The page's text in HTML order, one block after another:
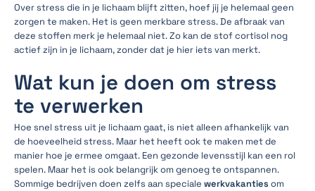
Over stress die in je lichaam blijft zitten, hoef jij je helemaal geen
zorgen te maken. Het is geen merkbare stress. De afbraak van
deze stoffen merk je helemaal niet. Zo kan de stof cortisol nog
actief zijn in je lichaam, zonder dat je hier iets van merkt.
Wat kun je doen om stress
te verwerken
Hoe snel stress uit je lichaam gaat, is niet alleen afhankelijk van
de hoeveelheid stress. Maar het heeft ook te maken met de
manier hoe je ermee omgaat. Een gezonde levensstijl kan een rol
spelen. Maar het is ook belangrijk om genoeg te ontspannen.
Sommige bedrijven doen zelfs aan speciale werkvakantiesom